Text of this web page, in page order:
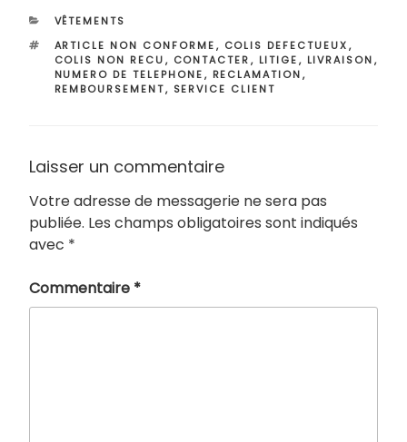
CATÉGORIES
VÊTEMENTS
ÉTIQUETTES
ARTICLE NON CONFORME, COLIS DEFECTUEUX,
COLIS NON RECU, CONTACTER, LITIGE, LIVRAISON,
NUMERO DE TELEPHONE, RECLAMATION,
REMBOURSEMENT, SERVICE CLIENT
Laisser un commentaire
Votre adresse de messagerie ne sera pas
publiée. Les champs obligatoires sont indiqués
avec *
Commentaire *